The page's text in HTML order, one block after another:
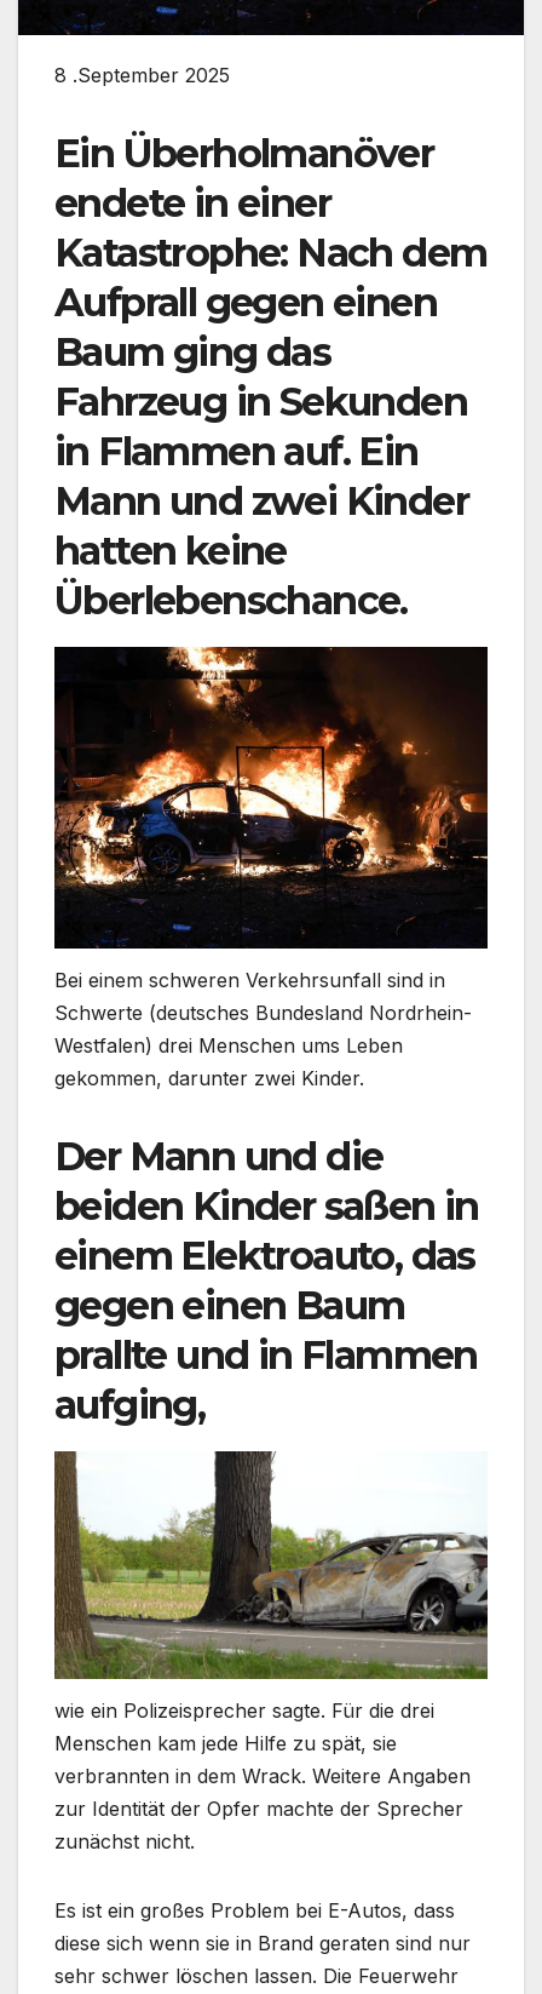
8 .September 2025
Ein Überholmanöver
endete in einer
Katastrophe: Nach dem
Aufprall gegen einen
Baum ging das
Fahrzeug in Sekunden
in Flammen auf. Ein
Mann und zwei Kinder
hatten keine
Überlebenschance.
Bei einem schweren Verkehrsunfall sind in
Schwerte (deutsches Bundesland Nordrhein-
Westfalen) drei Menschen ums Leben
gekommen, darunter zwei Kinder.
Der Mann und die
beiden Kinder saßen in
einem Elektroauto, das
gegen einen Baum
prallte und in Flammen
aufging,
wie ein Polizeisprecher sagte. Für die drei
Menschen kam jede Hilfe zu spät, sie
verbrannten in dem Wrack. Weitere Angaben
zur Identität der Opfer machte der Sprecher
zunächst nicht.
Es ist ein großes Problem bei E-Autos, dass
diese sich wenn sie in Brand geraten sind nur
sehr schwer löschen lassen. Die Feuerwehr